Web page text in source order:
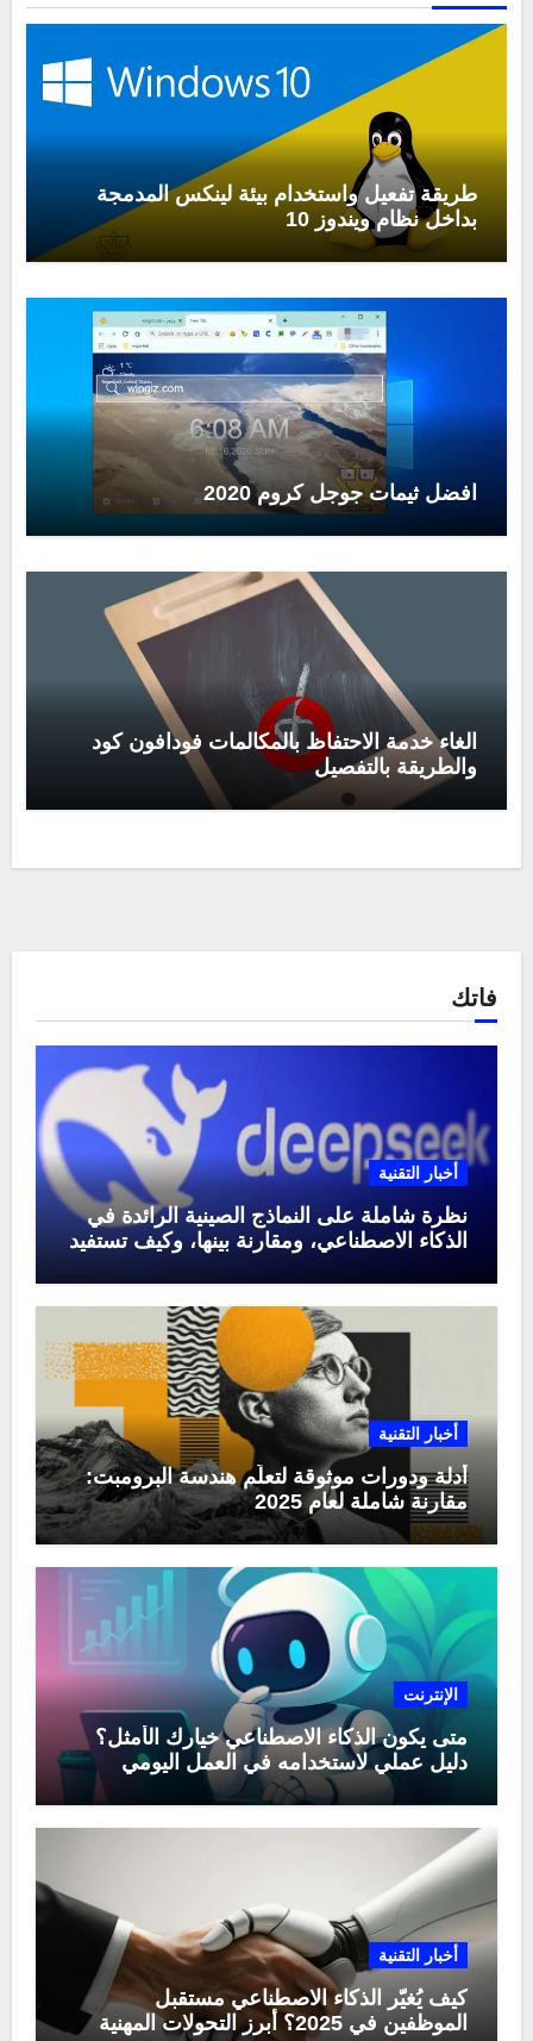
طريقة تفعيل واستخدام بيئة لينكس المدمجة
بداخل نظام ويندوز 10
افضل ثيمات جوجل كروم 2020
الغاء خدمة الاحتفاظ بالمكالمات فودافون كود
والطريقة بالتفصيل
فاتك
أخبار التقنية
نظرة شاملة على النماذج الصينية الرائدة في
الذكاء الاصطناعي، ومقارنة بينها، وكيف تستفيد
أخبار التقنية
أدلة ودورات موثوقة لتعلّم هندسة البرومبت:
مقارنة شاملة لعام 2025
الإنترنت
متى يكون الذكاء الاصطناعي خيارك الأمثل؟
دليل عملي لاستخدامه في العمل اليومي
أخبار التقنية
كيف يُغيّر الذكاء الاصطناعي مستقبل
الموظفين في 2025؟ أبرز التحولات المهنية